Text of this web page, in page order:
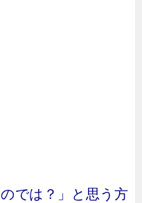
では？」と思う方